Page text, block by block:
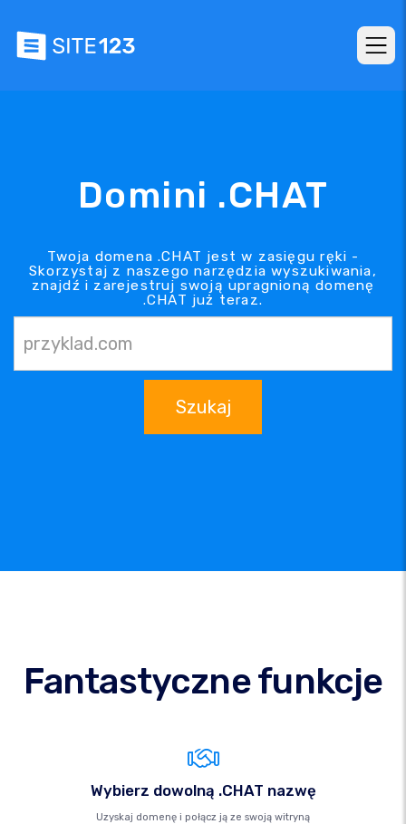
Domini .CHAT
Twoja domena .CHAT jest w zasięgu ręki -
Skorzystaj z naszego narzędzia wyszukiwania,
znajdź i zarejestruj swoją upragnioną domenę
.CHAT już teraz.
Szukaj
Fantastyczne funkcje
Wybierz dowolną .CHAT nazwę
Uzyskaj domenę i połącz ją ze swoją witryną